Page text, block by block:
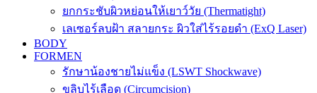
ยกกระชับผิวหย่อนให้เยาว์วัย (Thermatight)
เลเซอร์ลบฝ้า สลายกระ ผิวใส่ไร้รอยดำ (ExQ Laser)
BODY
FORMEN
รักษาน้องชายไม่แข็ง (LSWT Shockwave)
ขลิบไร้เลือด (Circumcision)